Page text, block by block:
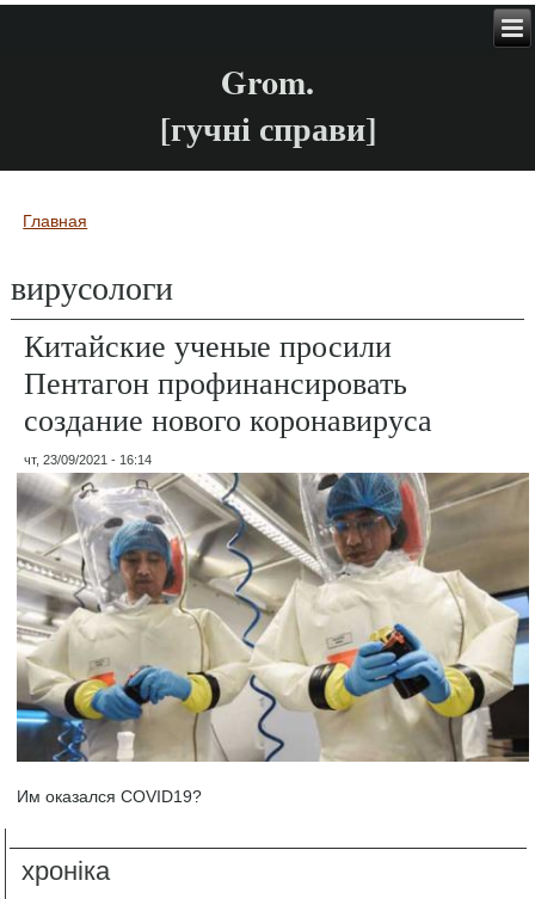
Grom.
[гучні справи]
Вы здесь
Главная
вирусологи
Китайские ученые просили
Пентагон профинансировать
создание нового коронавируса
чт, 23/09/2021 - 16:14
Им оказался COVID19?
хроніка